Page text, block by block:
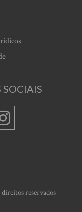
SOCIAIS
reservados